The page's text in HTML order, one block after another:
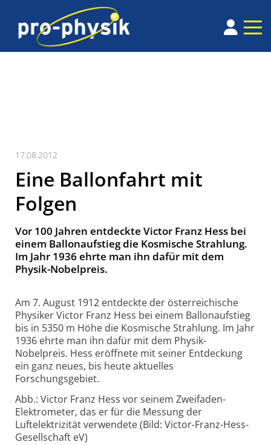
17.08.2012
Eine Ballonfahrt mit
Folgen
Vor 100 Jahren entdeckte Victor Franz Hess bei
einem Ballonaufstieg die Kosmische Strahlung.
Im Jahr 1936 ehrte man ihn dafür mit dem
Physik-Nobelpreis.
Am 7. August 1912 entdeckte der österreichische
Physiker Victor Franz Hess bei einem Ballonaufstieg
bis in 5350 m Höhe die Kosmische Strahlung. Im Jahr
1936 ehrte man ihn dafür mit dem Physik-
Nobelpreis. Hess eröffnete mit seiner Entdeckung
ein ganz neues, bis heute aktuelles
Forschungsgebiet.
Abb.: Victor Franz Hess vor seinem Zweifaden-
Elektrometer, das er für die Messung der
Luftelektrizität verwendete (Bild: Victor-Franz-Hess-
Gesellschaft eV)